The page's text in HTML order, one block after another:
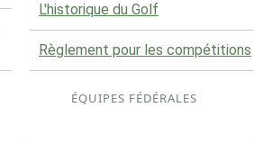
L'historique du Golf
Règlement pour les compétitions
ÉQUIPES FÉDÉRALES